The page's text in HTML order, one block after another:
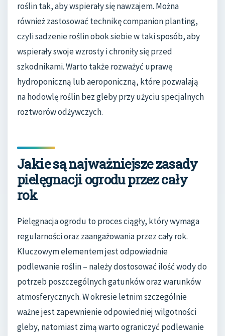
roślin tak, aby wspierały się nawzajem. Można
również zastosować technikę companion planting,
czyli sadzenie roślin obok siebie w taki sposób, aby
wspierały swoje wzrosty i chroniły się przed
szkodnikami. Warto także rozważyć uprawę
hydroponiczną lub aeroponiczną, które pozwalają
na hodowlę roślin bez gleby przy użyciu specjalnych
roztworów odżywczych.
Jakie są najważniejsze zasady
pielęgnacji ogrodu przez cały
rok
Pielęgnacja ogrodu to proces ciągły, który wymaga
regularności oraz zaangażowania przez cały rok.
Kluczowym elementem jest odpowiednie
podlewanie roślin – należy dostosować ilość wody do
potrzeb poszczególnych gatunków oraz warunków
atmosferycznych. W okresie letnim szczególnie
ważne jest zapewnienie odpowiedniej wilgotności
gleby, natomiast zimą warto ograniczyć podlewanie